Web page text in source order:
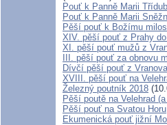
Pouť k Panně Marii
Pouť k Panně Marii
Pěší pouť k Božímu
XIV. pěší pouť z Prahy
XI. pěší pouť mužů z
III. pěší pouť za obnovu
Dívčí pěší pouť z
XVIII. pěší pouť na
Železný poutník 2018
Pěší poutě na Velehrad
Pěší pouť na Svatou Horu
Ekumenická pouť jižní